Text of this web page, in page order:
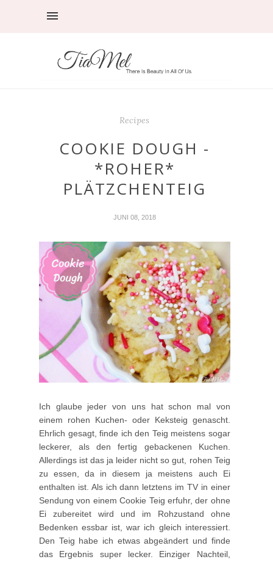
Recipes
COOKIE DOUGH -
*ROHER*
PLÄTZCHENTEIG
JUNI 08, 2018
Ich glaube jeder von uns hat schon mal von
einem rohen Kuchen- oder Keksteig genascht.
Ehrlich gesagt, finde ich den Teig meistens sogar
leckerer, als den fertig gebackenen Kuchen.
Allerdings ist das ja leider nicht so gut, rohen Teig
zu essen, da in diesem ja meistens auch Ei
enthalten ist. Als ich dann letztens im TV in einer
Sendung von einem Cookie Teig erfuhr, der ohne
Ei zubereitet wird und im Rohzustand ohne
Bedenken essbar ist, war ich gleich interessiert.
Den Teig habe ich etwas abgeändert und finde
das Ergebnis super lecker. Einziger Nachteil,